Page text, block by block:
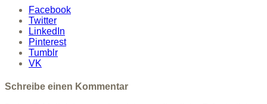
Facebook
Twitter
LinkedIn
Pinterest
Tumblr
VK
Schreibe einen Kommentar